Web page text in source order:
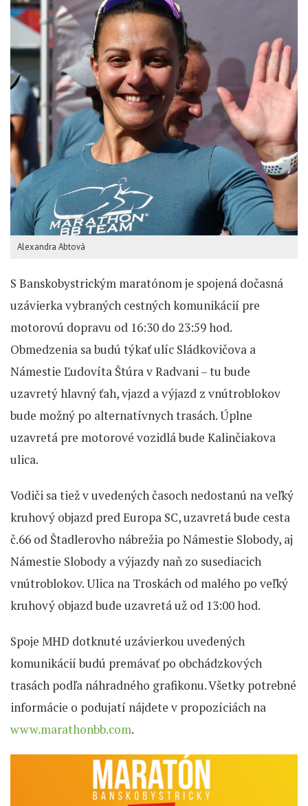
Alexandra Abtová
S Banskobystrickým maratónom je spojená dočasná
uzávierka vybraných cestných komunikácií pre
motorovú dopravu od 16:30 do 23:59 hod.
Obmedzenia sa budú týkať ulíc Sládkovičova a
Námestie Ľudovíta Štúra v Radvani – tu bude
uzavretý hlavný ťah, vjazd a výjazd z vnútroblokov
bude možný po alternatívnych trasách. Úplne
uzavretá pre motorové vozidlá bude Kalinčiakova
ulica.
Vodiči sa tiež v uvedených časoch nedostanú na veľký
kruhový objazd pred Europa SC, uzavretá bude cesta
č.66 od Štadlerovho nábrežia po Námestie Slobody, aj
Námestie Slobody a výjazdy naň zo susediacich
vnútroblokov. Ulica na Troskách od malého po veľký
kruhový objazd bude uzavretá už od 13:00 hod.
Spoje MHD dotknuté uzávierkou uvedených
komunikácií budú premávať po obchádzkových
trasách podľa náhradného grafikonu. Všetky potrebné
informácie o podujatí nájdete v propozíciách na
www.marathonbb.com.